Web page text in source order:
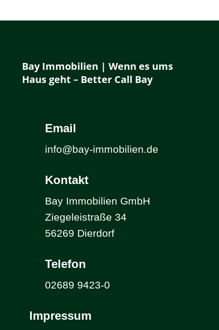
Bay Immobilien | Wenn es ums
Haus geht – Better Call Bay
Email
info@bay-immobilien.de
Kontakt
Bay Immobilien GmbH
Ziegeleistraße 34
56269 Dierdorf
Telefon
02689 9423-0
Impressum